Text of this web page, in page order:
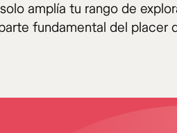
amplía tu rango de
fundamental del placer